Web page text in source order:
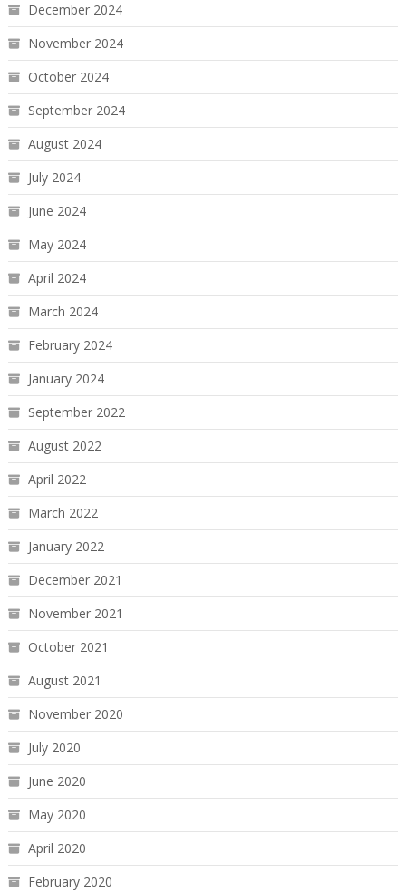
December 2024
November 2024
October 2024
September 2024
August 2024
July 2024
June 2024
May 2024
April 2024
March 2024
February 2024
January 2024
September 2022
August 2022
April 2022
March 2022
January 2022
December 2021
November 2021
October 2021
August 2021
November 2020
July 2020
June 2020
May 2020
April 2020
February 2020